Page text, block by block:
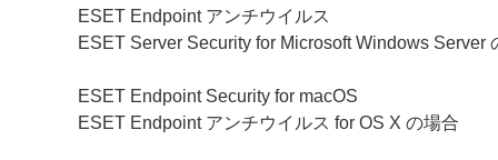
ESET Endpoint アンチウイルス
ESET Server Security for Microsoft Windows Server
ESET Endpoint Security for macOS
ESET Endpoint アンチウイルス for OS X の場合